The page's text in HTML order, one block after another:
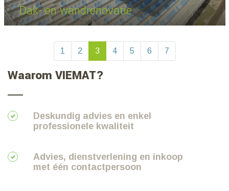
Dak- en wandrenovatie
1 2 3 4 5 6 7
Waarom VIEMAT?
Deskundig advies en enkel
professionele kwaliteit
Advies, dienstverlening en inkoop
met één contactpersoon